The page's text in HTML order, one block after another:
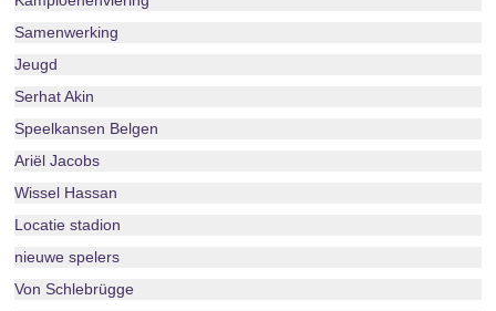
Samenwerking
Jeugd
Serhat Akin
Speelkansen Belgen
Ariël Jacobs
Wissel Hassan
Locatie stadion
nieuwe spelers
Von Schlebrügge